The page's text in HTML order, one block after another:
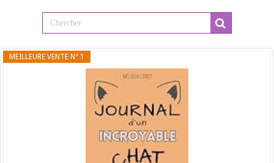
MEILLEURE VENTE N° 1